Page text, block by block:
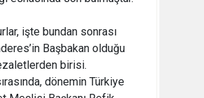
işte bundan sonrası
Başbakan olduğu
birisi.
dönemin Türkiye